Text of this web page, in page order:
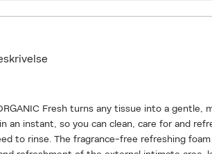
Fresh turns any tissue into a gentle,
an instant, so you can clean, care for and
to rinse. The fragrance-free refreshing